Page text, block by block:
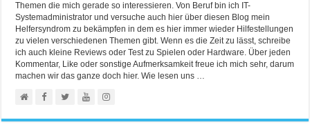
Themen die mich gerade so interessieren. Von Beruf bin ich IT-
Systemadministrator und versuche auch hier über diesen Blog mein
Helfersyndrom zu bekämpfen in dem es hier immer wieder Hilfestellungen
zu vielen verschiedenen Themen gibt. Wenn es die Zeit zu lässt, schreibe
ich auch kleine Reviews oder Test zu Spielen oder Hardware. Über jeden
Kommentar, Like oder sonstige Aufmerksamkeit freue ich mich sehr, darum
machen wir das ganze doch hier. Wie lesen uns …